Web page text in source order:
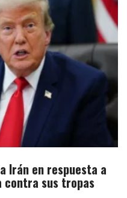
Irán en respuesta a
contra sus tropas